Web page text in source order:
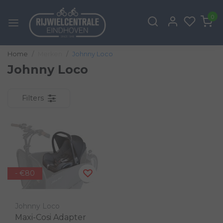
0
Home Johnny Loco
Johnny Loco
Filters
- €80
Johnny Loco
Maxi-Cosi Adapter